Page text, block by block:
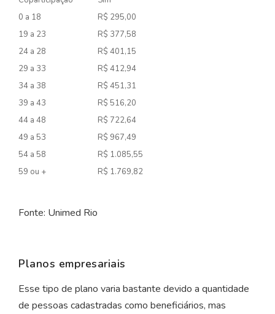
0 a 18
R$ 295,00
19 a 23
R$ 377,58
24 a 28
R$ 401,15
29 a 33
R$ 412,94
34 a 38
R$ 451,31
39 a 43
R$ 516,20
44 a 48
R$ 722,64
49 a 53
R$ 967,49
54 a 58
R$ 1.085,55
59 ou +
R$ 1.769,82
Fonte: Unimed Rio
Planos empresariais
Esse tipo de plano varia bastante devido a quantidade
de pessoas cadastradas como beneficiários, mas